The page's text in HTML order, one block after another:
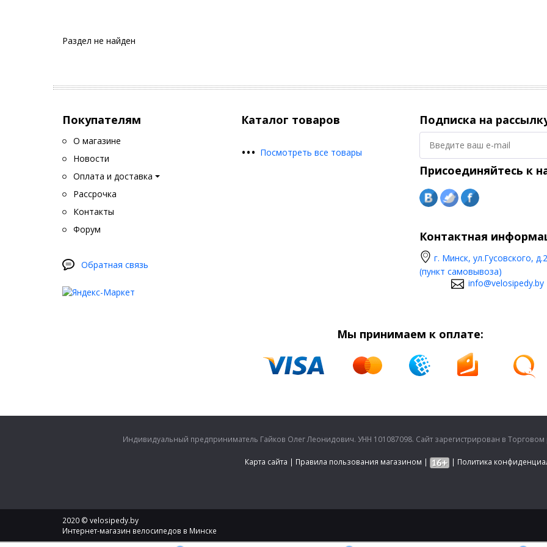
Раздел не найден
Покупателям
О магазине
Новости
Оплата и доставка
Рассрочка
Контакты
Форум
Обратная связь
Каталог товаров
••• Посмотреть все товары
Подписка на
Присоединяйтесь к
Контактная
г. Минск, ул.Гусовского,
(пункт самовывоза)
info@velosipedy.by
Мы принимаем к оплате:
Индивидуальный предприниматель Гайков Олег Леонидович. УНН 101087098. Сайт зарегистрирован в Торговом
Карта сайта | Правила пользования магазином | | Политика
2020 © velosipedy.by
Интернет-магазин велосипедов в Минске